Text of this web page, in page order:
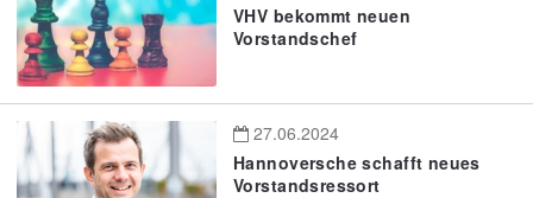
VHV bekommt neuen
Vorstandschef
27.06.2024
Hannoversche schafft neues
Vorstandsressort